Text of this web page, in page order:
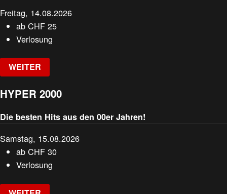
Freitag, 14.08.2026
abCHF 25
Verlosung
WEITER
HYPER 2000
Die besten Hits aus den 00er Jahren!
Samstag, 15.08.2026
abCHF 30
Verlosung